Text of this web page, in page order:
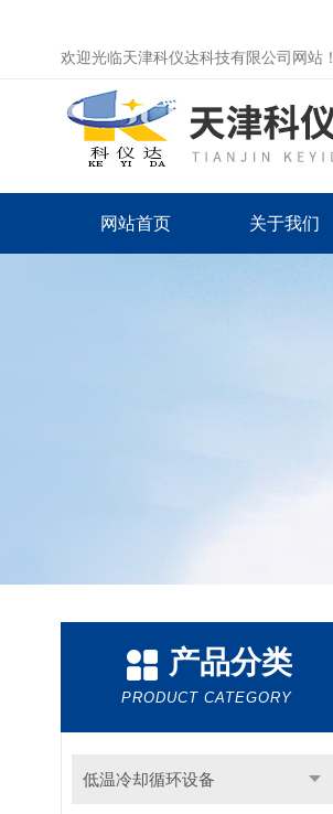
欢迎光临天津科仪达科技有限公司网站！
网站首页 关于我们
产品分类
PRODUCT CATEGORY
低温冷却循环设备